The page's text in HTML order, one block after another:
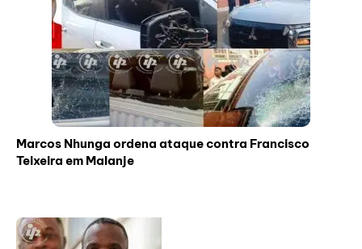
Marcos Nhunga ordena ataque contra Francisco
Teixeira em Malanje